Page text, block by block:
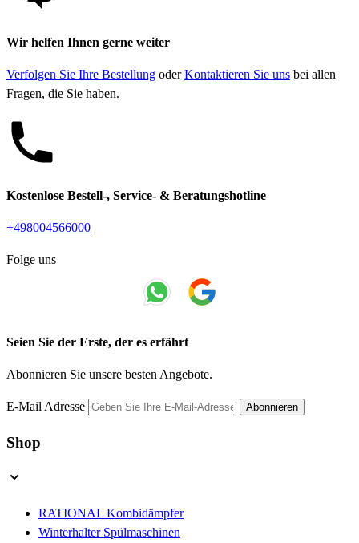
Wir helfen Ihnen gerne weiter
Verfolgen Sie Ihre Bestellung oderKontaktieren Sie uns bei allen
Fragen, die Sie haben.
Kostenlose Bestell-, Service- & Beratungshotline
+498004566000
Folge uns
Seien Sie der Erste, der es erfährt
Abonnieren Sie unsere besten Angebote.
E-Mail Adresse Abonnieren
Shop
RATIONAL Kombidämpfer
Winterhalter Spülmaschinen